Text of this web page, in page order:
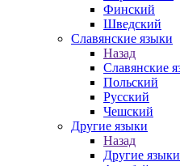
Финский
Шведский
Славянские языки
Назад
Славянские
Польский
Русский
Чешский
Другие языки
Назад
Другие языки